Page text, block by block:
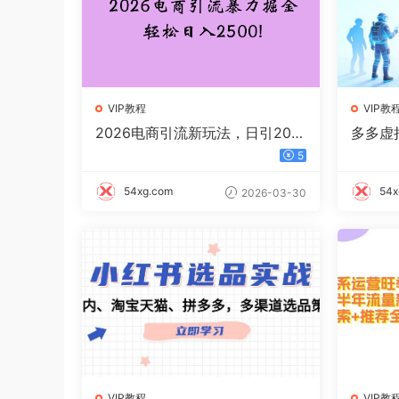
VIP教程
2026电商引流新玩法，日引20
5
54xg.com 2026-03-30
VIP教
多多